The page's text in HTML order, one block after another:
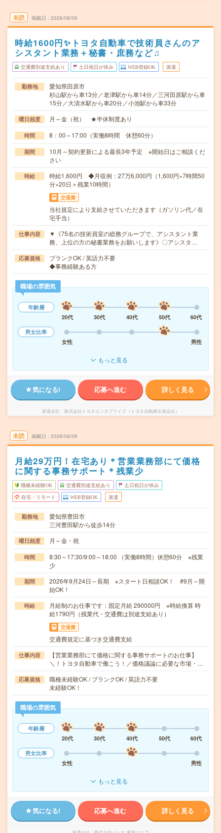
未読 掲載日 2026/08/09
時給1600円✨トヨタ自動車で技術員さんのア
シスタント業務＋秘書・庶務など♫
交通費別途支給あり 土日祝日が休み WEB登録OK 派遣
勤務地
愛知県田原市
杉山駅から車13分／老津駅から車14分／三河田原駅から車
15分／大清水駅から車20分／小池駅から車33分
曜日頻度 月～金（祝） ★半休制度あり
時間 8：00～17:00（実働8時間 休憩60分）
期間
10月～契約更新による最長3年予定 ※開始日はご相談くだ
さい
時給
時給1,600円 ◆月収例：27万6,000円（1,600円×7時間50
分×20日＋残業10時間）
交通費
当社規定により支給させていただきます（ガソリン代／在
宅手当）
仕事内容
▼《75名の技術員室の総務グループで、アシスタント業
務、上位の方の秘書業務をお願いします》〇アシスタ…
応募資格
ブランクOK / 英語力不要
◆事務経験ある方
職場の雰囲気
年齢層
20代
30代 40代 50代
60代
男女比率
女性
男性
もっと見る
気になる! 応募へ進む 詳しく見る
派遣会社 株式会社トヨタエンタプライズ（トヨタ自動車出資会社）
未読 掲載日 2026/08/09
月給29万円！在宅あり＊営業業務部にて価格
に関する事務サポート＊残業少
職種未経験OK 交通費別途支給あり 土日祝日が休み
在宅・リモート WEB登録OK 派遣
勤務地
愛知県豊田市
三河豊田駅から徒歩14分
曜日頻度 月～金・祝
時間
8:30～17:30/9:00～18:00 （実働8時間）休憩60分 ※残業
少
期間
2026年9月24日～長期 ※スタート日相談OK！ #9月～開
始OK！
時給
月給制のお仕事です：固定月給 290000円 ※時給換算 時
給1790円（残業代・交通費は別途支給あり）
交通費
交通費規定に基づき交通費支給
仕事内容
【営業業務部にて価格に関する事務サポートのお仕事】
＼！トヨタ自動車で働こう！／価格議論に必要な市場・…
応募資格
職種未経験OK / ブランクOK / 英語力不要
未経験OK！
職場の雰囲気
年齢層
20代
30代 40代 50代
60代
男女比率
女性
男性
もっと見る
気になる! 応募へ進む 詳しく見る